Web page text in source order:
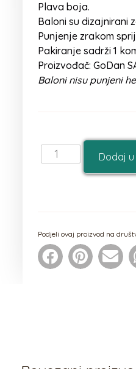
Plava boja.
Baloni su dizajnirani
Punjenje zrakom
Pakiranje sadrži 1
Proizvođač: GoDan
Baloni nisu punjeni
Dodaj
Podjeli ovaj proizvod na